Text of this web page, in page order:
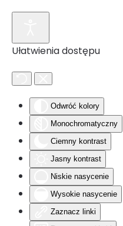
Ułatwienia dostępu
Odwróć kolory
Monochromatyczny
Ciemny kontrast
Jasny kontrast
Niskie nasycenie
Wysokie nasycenie
Zaznacz linki